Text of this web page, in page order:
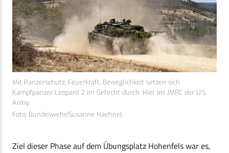
Mit Panzerschutz, Feuerkraft, Beweglichkeit setzen sich
Kampfpanzer Leopard 2 im Gefecht durch. Hier im JMRC der U.S.
Army.
Foto: Bundeswehr/Susanne Haehnel
Ziel dieser Phase auf dem Übungsplatz Hohenfels war es,